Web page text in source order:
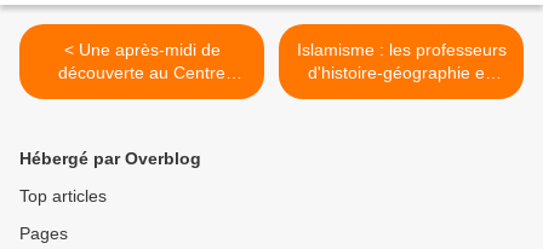
< Une après-midi de
découverte au Centre
Historique Minier de
Islamisme : les professeurs
d'histoire-géographie en
première ligne. Le Ministère
Hébergé par Overblog
Top articles
Pages